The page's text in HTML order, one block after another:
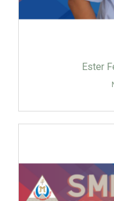
Ester